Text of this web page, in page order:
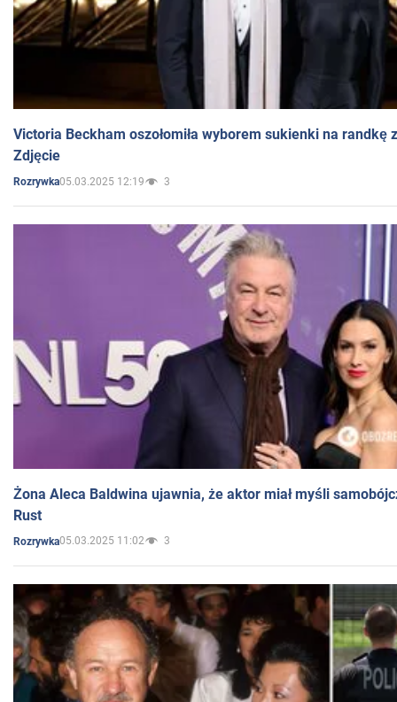
Victoria Beckham oszołomiła wyborem sukienki na randkę
Zdjęcie
Rozrywka05.03.2025 12:19 3
Żona Aleca Baldwina ujawnia, że aktor miał myśli
Rust
Rozrywka05.03.2025 11:02 3